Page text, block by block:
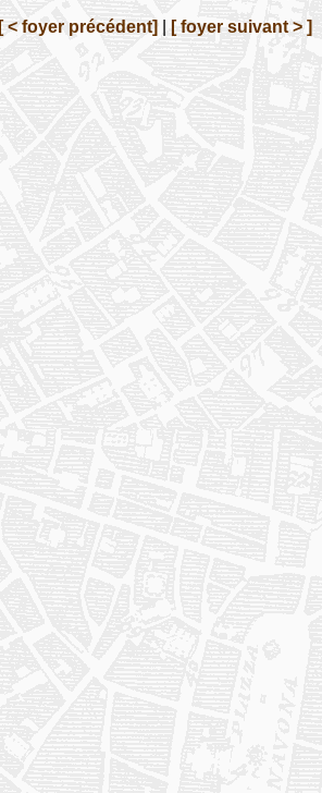
[ < foyer précédent] [ foyer suivant > ]